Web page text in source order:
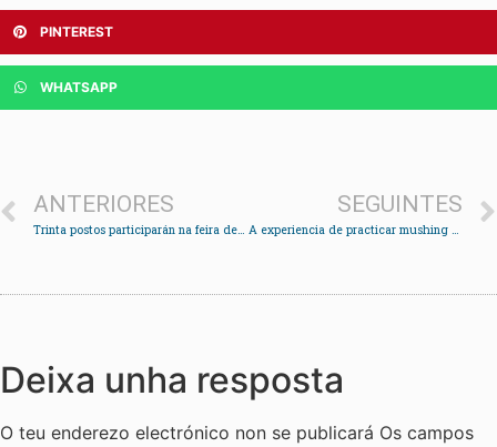
PINTEREST
WHATSAPP
ANTERIORES
Trinta postos participarán na feira de artesanía do Nadal
SEGUINTES
A experiencia de practicar mushing tamén en Redondela
Deixa unha resposta
O teu enderezo electrónico non se publicará Os campos